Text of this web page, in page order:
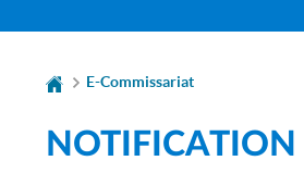
E-Commissariat
NOTIFICATION